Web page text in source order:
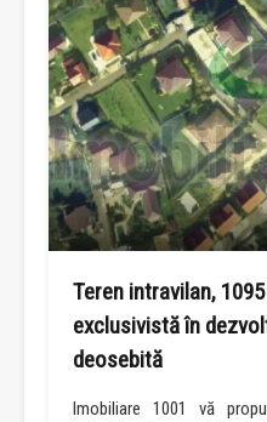
Teren intravilan,
exclusivistă în
deosebită
Imobiliare 1001 vă